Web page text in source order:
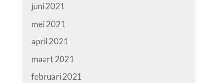
juni 2021
mei 2021
april 2021
maart 2021
februari 2021